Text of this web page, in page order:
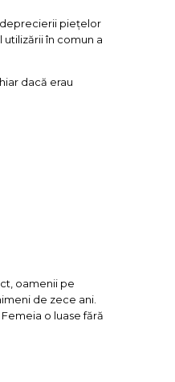
piețelor
în comun a
dacă erau
oamenii pe
de zece ani.
o luase fără